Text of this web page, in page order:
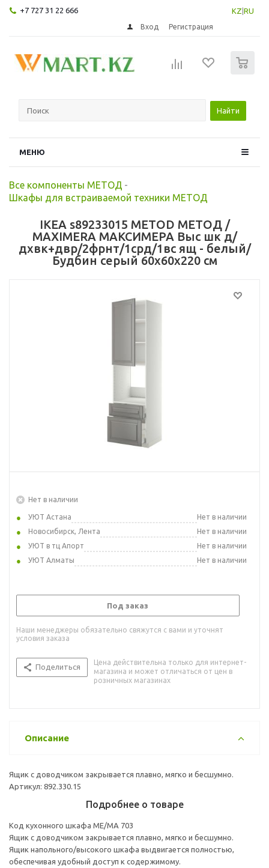
+7 727 31 22 666 KZ RU
Вход Регистрация
Найти
МЕНЮ
Все компоненты МЕТОД -
Шкафы для встраиваемой техники МЕТОД
IKEA s89233015 METOD МЕТОД /
MAXIMERA МАКСИМЕРА Выс шк д/
дхвк+двр/2фрнт/1срд/1вс ящ - белый/
Будбин серый 60x60x220 см
Нет в наличии
УЮТ Астана
Нет в наличии
Новосибирск, Лента
Нет в наличии
УЮТ в тц Апорт
Нет в наличии
УЮТ Алматы
Нет в наличии
Под заказ
Наши менеджеры обязательно свяжутся с вами и уточнят
условия заказа
Поделиться
Цена действительна только для интернет-
магазина и может отличаться от цен в
розничных магазинах
Описание
Ящик с доводчиком закрывается плавно, мягко и бесшумно.
Артикул: 892.330.15
Подробнее о товаре
Код кухонного шкафа ME/MA 703
Ящик с доводчиком закрывается плавно, мягко и бесшумно.
Ящик напольного/высокого шкафа выдвигается полностью,
обеспечивая удобный доступ к содержимому.